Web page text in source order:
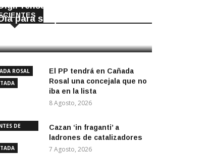
selecciona a Écija al
Día para su quiosco mundial
ROSAL
El PP tendrá en Cañada
Rosal una concejala que no
iba en la lista
8 Agosto, 2026
DE
Cazan ‘in fraganti’ a
ladrones de catalizadores
7 Agosto, 2026